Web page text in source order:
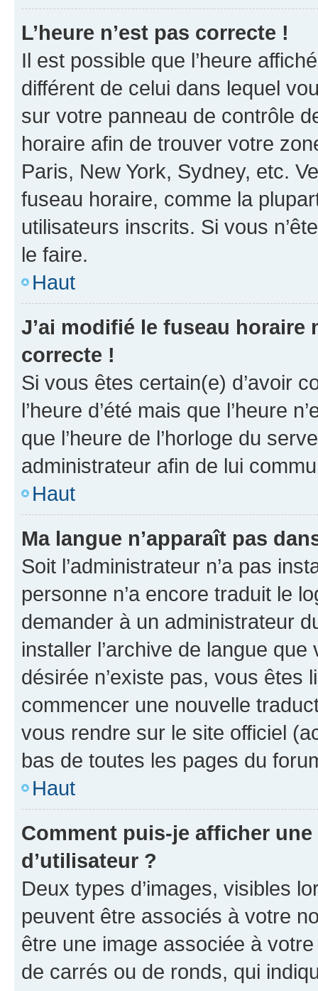
L’heure n’est pas correcte !
Il est possible que l’heure
différent de celui dans lequel
sur votre panneau de contrôle
horaire afin de trouver votre
Paris, New York, Sydney, etc.
fuseau horaire, comme la
utilisateurs inscrits. Si vous
le faire.
Haut
J’ai modifié le fuseau horaire
correcte !
Si vous êtes certain(e) d’avoir
l’heure d’été mais que l’heure
que l’heure de l’horloge du
administrateur afin de lui
Haut
Ma langue n’apparaît pas
Soit l’administrateur n’a pas
personne n’a encore traduit le
demander à un administrateur
installer l’archive de langue
désirée n’existe pas, vous êtes
commencer une nouvelle
vous rendre sur le site officiel
bas de toutes les pages du
Haut
Comment puis-je afficher
d’utilisateur ?
Deux types d’images, visibles
peuvent être associés à votre
être une image associée à
de carrés ou de ronds, qui